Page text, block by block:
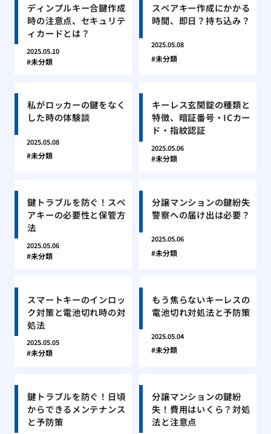
ディンプルキー合鍵作成
時の注意点、セキュリテ
ィカードとは？
2025.05.10
未分類
スペアキー作成にかかる
時間、即日？持ち込み？
2025.05.08
未分類
私がロッカーの鍵をなく
した時の体験談
2025.05.08
未分類
キーレス玄関錠の種類と
特徴、暗証番号・ICカー
ド・指紋認証
2025.05.06
未分類
鍵トラブルを防ぐ！スペ
アキーの必要性と保管方
法
2025.05.06
未分類
分譲マンションの鍵紛失
警察への届け出は必要？
2025.05.06
未分類
スマートキーのインロッ
ク対策と電池切れ時の対
処法
2025.05.05
未分類
もう焦らないキーレスの
電池切れ対処法と予防策
2025.05.04
未分類
鍵トラブルを防ぐ！日頃
からできるメンテナンス
と予防策
分譲マンションの鍵紛
失！費用はいくら？対処
法と注意点